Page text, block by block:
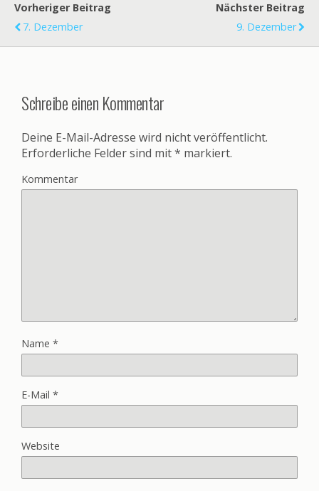
Vorheriger Beitrag
7. Dezember
Nächster Beitrag
9. Dezember
Schreibe einen Kommentar
Deine E-Mail-Adresse wird nicht veröffentlicht.
Erforderliche Felder sind mit* markiert.
Kommentar
Name *
E-Mail *
Website